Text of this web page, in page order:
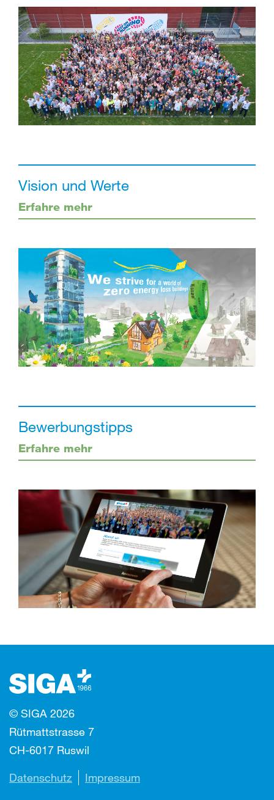
Vision und Werte
Erfahre mehr
Bewerbungstipps
Erfahre mehr
© SIGA 2026
Rütmattstrasse 7
CH-6017 Ruswil
Datenschutz Impressum